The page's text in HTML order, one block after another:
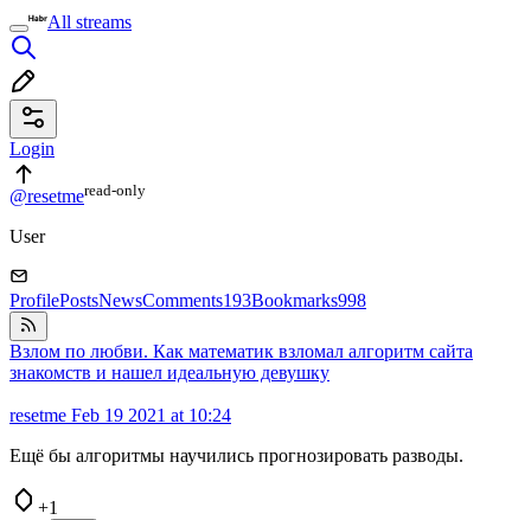
All streams
Login
@resetmeread⁠-⁠only
User
ProfilePostsNewsComments193Bookmarks998
Взлом по любви. Как математик взломал алгоритм сайта
знакомств и нашел идеальную девушку
resetme Feb 19 2021 at 10:24
Ещё бы алгоритмы научились прогнозировать разводы.
+1